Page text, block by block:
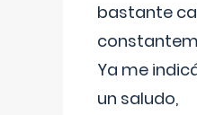
bastante
Ya me
un saludo,